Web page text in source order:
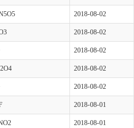
2018-08-02
2018-08-02
2018-08-02
2018-08-02
2018-08-02
2018-08-01
2018-08-01